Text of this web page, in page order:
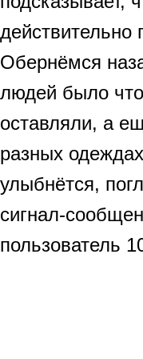
Обернёмся
людей было
оставляли, а
разных
улыбнётся,
сигнал-
пользователь